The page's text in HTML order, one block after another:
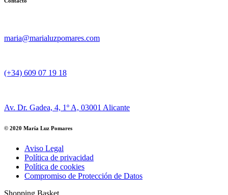
maria@marialuzpomares.com
(+34) 609 07 19 18
Av. Dr. Gadea, 4, 1º A, 03001 Alicante
© 2020 María Luz Pomares
Aviso Legal
Política de privacidad
Política de cookies
Compromiso de Protección de Datos